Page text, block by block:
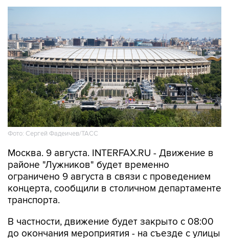
Фото: Сергей Фадеичев/ТАСС
Москва. 9 августа. INTERFAX.RU - Движение в
районе "Лужников" будет временно
ограничено 9 августа в связи с проведением
концерта, сообщили в столичном департаменте
транспорта.
В частности, движение будет закрыто с 08:00
до окончания мероприятия - на съезде с улицы